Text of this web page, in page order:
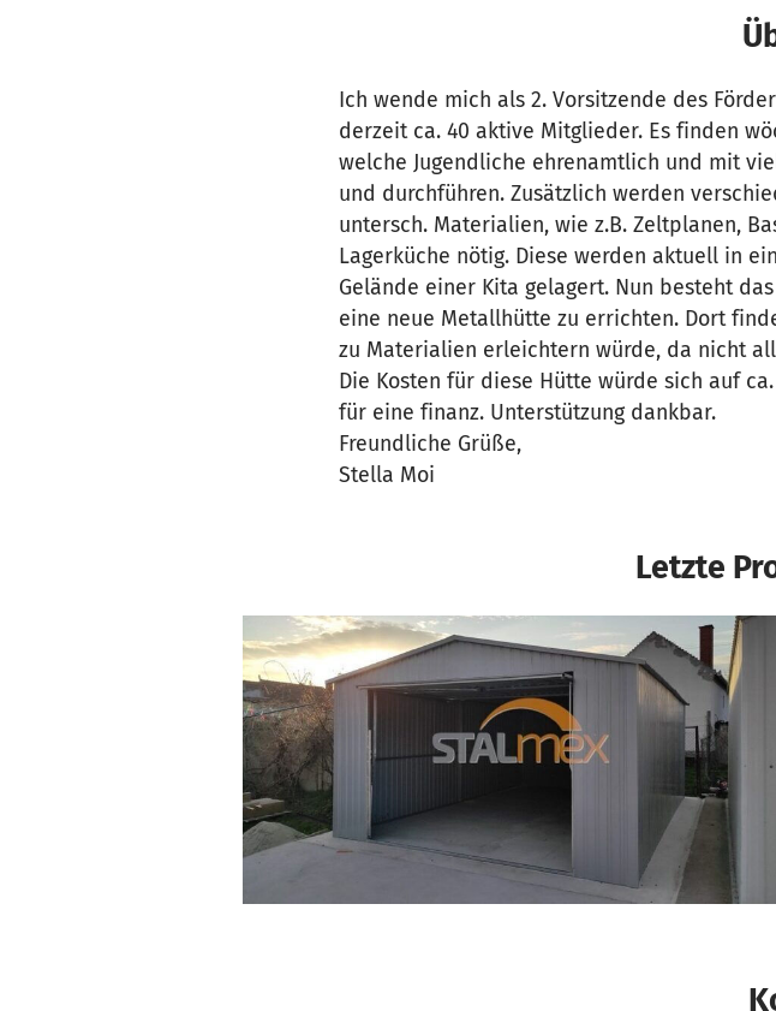
Ich wende mich als 2. Vorsitzende des
derzeit ca. 40 aktive Mitglieder. Es finden
welche Jugendliche ehrenamtlich und mit
und durchführen. Zusätzlich werden
untersch. Materialien, wie z.B. Zeltplanen,
Lagerküche nötig. Diese werden aktuell in
Gelände einer Kita gelagert. Nun besteht
eine neue Metallhütte zu errichten. Dort
zu Materialien erleichtern würde, da nicht
Die Kosten für diese Hütte würde sich auf
für eine finanz. Unterstützung dankbar.
Freundliche Grüße,
Stella Moi
Letzte